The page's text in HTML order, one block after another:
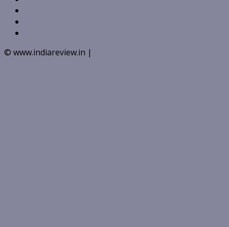
© www.indiareview.in |